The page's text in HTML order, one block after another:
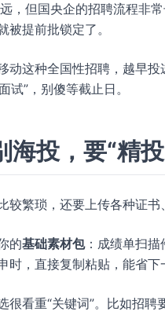
，但国央企的招聘流程非
被提前批锁定了。
动这种全国性招聘，越早
试”，别傻等截止日。
海投，要“精
较繁琐，还要上传各种证
的基础素材包：成绩单扫
时，直接复制粘贴，能省下
很看重“关键词”。比如招